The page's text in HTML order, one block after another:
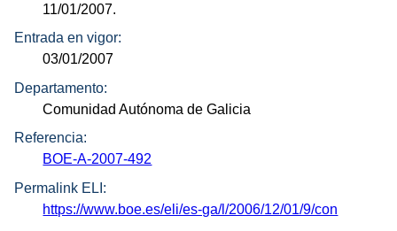
11/01/2007.
Entrada en vigor:
03/01/2007
Departamento:
Comunidad Autónoma de Galicia
Referencia:
BOE-A-2007-492
Permalink ELI:
https://www.boe.es/eli/es-ga/l/2006/12/01/9/con